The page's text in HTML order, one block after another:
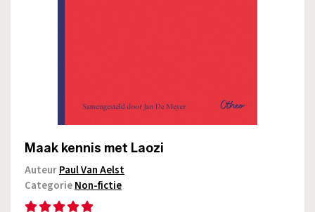
Maak kennis met Laozi
AuteurPaul Van Aelst
CategorieNon-fictie